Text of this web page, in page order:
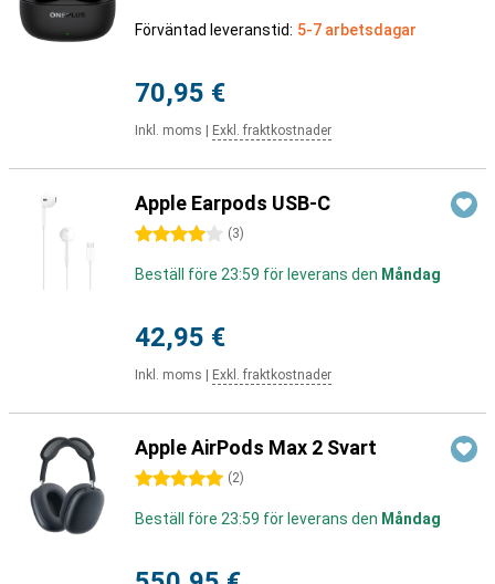
Förväntad leveranstid: 5-7 arbetsdagar
70,95 €
Inkl. moms Exkl. fraktkostnader
Apple Earpods USB-C
4 stjärnor (3)
Beställ före 23:59 för leverans den Måndag
42,95 €
Inkl. moms Exkl. fraktkostnader
Apple AirPods Max 2 Svart
5 stjärnor (2)
Beställ före 23:59 för leverans den Måndag